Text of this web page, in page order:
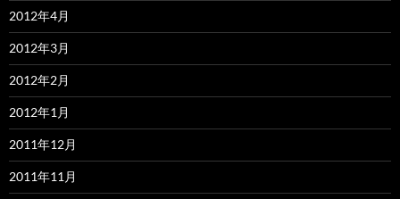
2012年4月
2012年3月
2012年2月
2012年1月
2011年12月
2011年11月